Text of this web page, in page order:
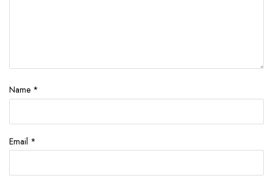
Name *
Email *